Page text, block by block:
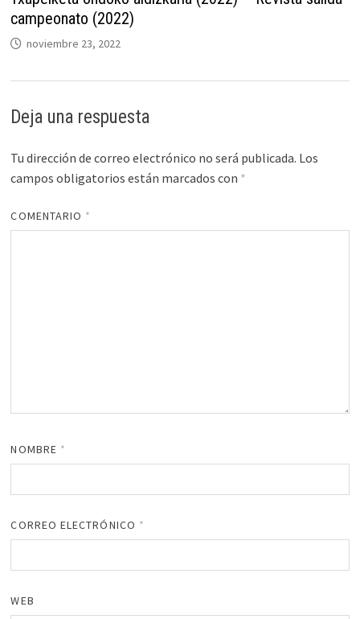
campeonato (2022)
noviembre 23, 2022
Deja una respuesta
Tu dirección de correo electrónico no será publicada. Los
campos obligatorios están marcados con *
COMENTARIO *
NOMBRE *
CORREO ELECTRÓNICO *
WEB